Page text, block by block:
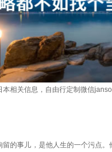
本相关信息，自由行定制微信
的事儿，是他人生的一个污点